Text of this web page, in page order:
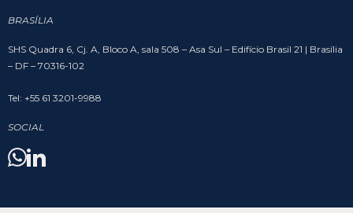
BRASÍLIA
SHS Quadra 6, Cj. A, Bloco A, sala 508 – Asa Sul – Edifício Brasil 21 | Brasília
– DF – 70316-102
Tel: +55 61 3201-9988
SOCIAL